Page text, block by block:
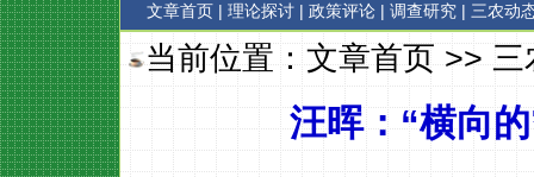
文章首页 | 理论探讨 | 政策评论 | 调查研究 | 三农动
当前位置：文章首页>>三
汪晖：“横向